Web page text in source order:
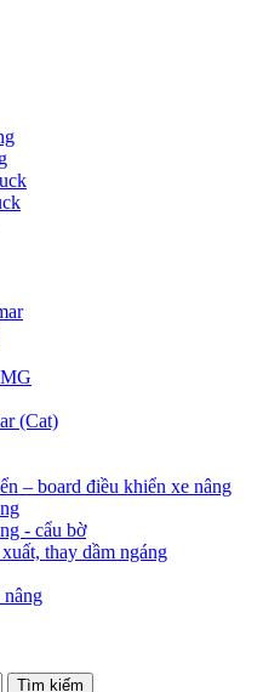
(Cat)
– board điều khiển xe nâng
- cẩu bờ
thay dầm ngáng